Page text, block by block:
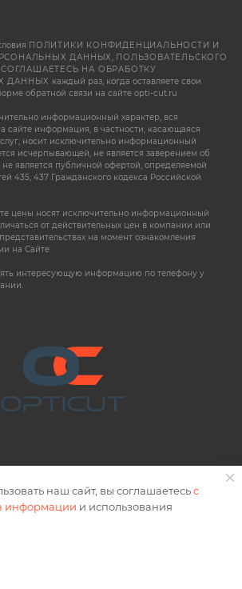
ПОЛИТИКИ КОНФИДЕНЦИАЛЬНОСТИ И
ДАННЫХ, ПОЛЬЗОВАТЕЛЬСКОГО
СОГЛАШАЕТЕСЬ НА ОБРАБОТКУ
ДАННЫХ каждый раз, когда оставляете свои
обратной связи на сайте opti-cut.ru
информационный характер, вся
сайте информация, в частности, касающаяся
носит исключительно информационный
исчерпывающей, не является заверением об
не является публичной офертой, определяемой
435, 437 Гражданского кодекса Российской
цены носят исключительно информационный
от действительных цен в компании или
на момент ознакомления
на Сайте.
интересующую информацию по телефону у
2026 © OPTICUT
наш сайт, вы соглашаетесьс
информации и использования